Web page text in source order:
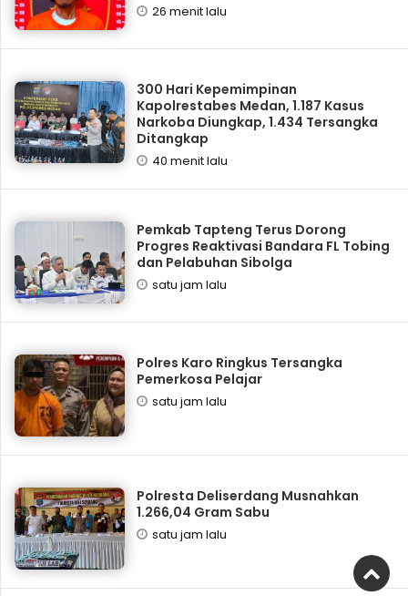
26 menit lalu
300 Hari Kepemimpinan
Kapolrestabes Medan, 1.187 Kasus
Narkoba Diungkap, 1.434 Tersangka
Ditangkap
40 menit lalu
Pemkab Tapteng Terus Dorong
Progres Reaktivasi Bandara FL Tobing
dan Pelabuhan Sibolga
satu jam lalu
Polres Karo Ringkus Tersangka
Pemerkosa Pelajar
satu jam lalu
Polresta Deliserdang Musnahkan
1.266,04 Gram Sabu
satu jam lalu